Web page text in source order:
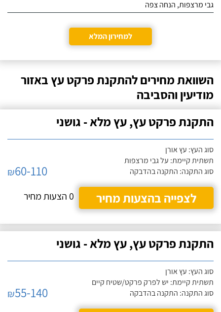
גבי מרצפות, הנחה צפה
למחירון המלא
השוואת מחירים להתקנת פרקט עץ באזור
מודיעין והסביבה
התקנת פרקט עץ, עץ מלא - גושני
סוג העץ: עץ אורן
תשתית קיימת: על גבי מרצפות
סוג התקנה: התקנה בהדבקה
₪60-110
לצפייה בהצעות מחיר
0 הצעות מחיר
התקנת פרקט עץ, עץ מלא - גושני
סוג העץ: עץ אורן
תשתית קיימת: יש לפרק פרקט/שטיח קיים
סוג התקנה: התקנה בהדבקה
₪55-140